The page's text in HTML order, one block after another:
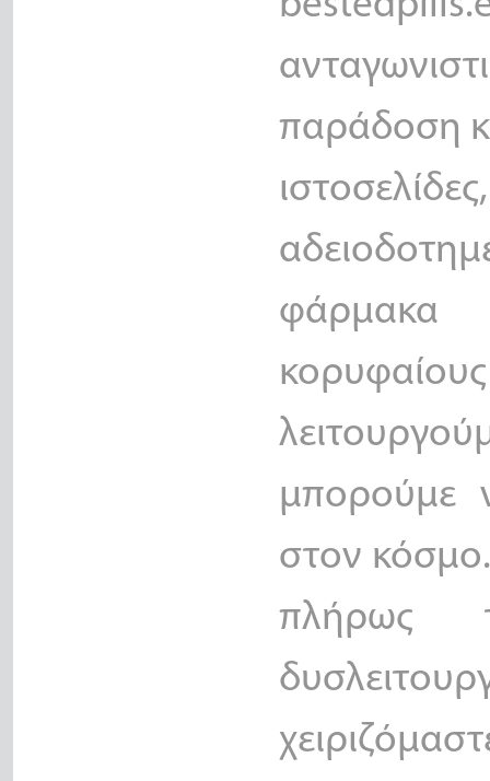
παράδοση
φάρμακα
μπορούμε
στον
πλήρως